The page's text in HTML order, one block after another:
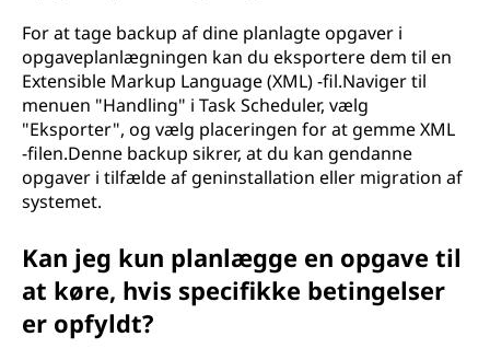
For at tage backup af dine planlagte opgaver i
opgaveplanlægningen kan du eksportere dem til en
Extensible Markup Language (XML) -fil.Naviger til
menuen "Handling" i Task Scheduler, vælg
"Eksporter", og vælg placeringen for at gemme XML
-filen.Denne backup sikrer, at du kan gendanne
opgaver i tilfælde af geninstallation eller migration af
systemet.
Kan jeg kun planlægge en opgave til
at køre, hvis specifikke betingelser
er opfyldt?